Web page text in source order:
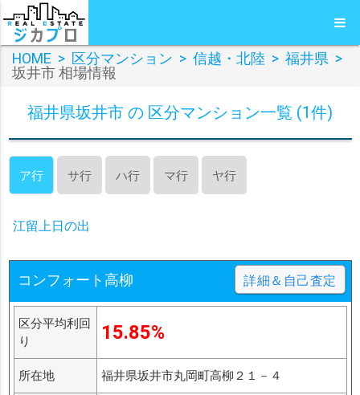
HOME > 区分マンション > 信越・北陸 > 福井県 >
坂井市 相場情報
福井県坂井市 の 区分マンション一覧 (1件)
ア行 サ行 ハ行 マ行 ヤ行
江留上日の出
コンフォート高柳 詳細＆自己査定
区分平均利回
り
15.85%
所在地 福井県坂井市丸岡町高柳２１－４